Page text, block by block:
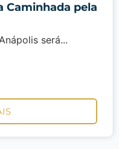
Caminhada pela
será...